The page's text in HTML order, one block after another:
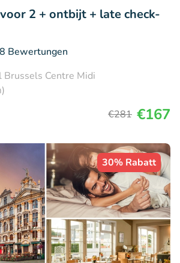
2 + ontbijt + late check-
Bewertungen
Brussels Centre Midi
€281 €167
30% Rabatt